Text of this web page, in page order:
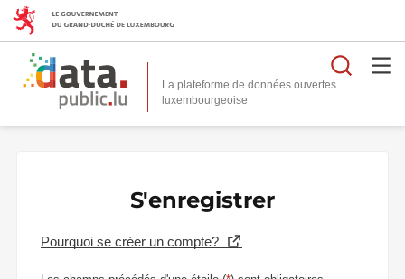
La plateforme de données ouvertes
S'enregistrer
Pourquoi se créer un compte?